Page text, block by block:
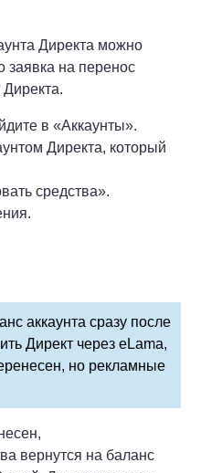
Директа можно
заявка на перенос
в «Аккаунты».
Директа, который
средства».
аккаунта сразу после
Директ через eLama,
но рекламные
вернутся на баланс